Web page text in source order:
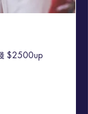
$2500up